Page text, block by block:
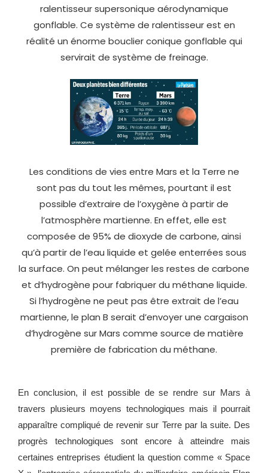
ralentisseur supersonique aérodynamique
gonflable. Ce système de ralentisseur est en
réalité un énorme bouclier conique gonflable qui
servirait de système de freinage.
Les conditions de vies entre Mars et la Terre ne
sont pas du tout les mêmes, pourtant il est
possible d’extraire de l’oxygène à partir de
l’atmosphère martienne. En effet, elle est
composée de 95% de dioxyde de carbone, ainsi
qu’à partir de l’eau liquide et gelée enterrées sous
la surface. On peut mélanger les restes de carbone
et d’hydrogène pour fabriquer du méthane liquide.
Si l’hydrogène ne peut pas être extrait de l’eau
martienne, le plan B serait d’envoyer une cargaison
d’hydrogène sur Mars comme source de matière
première de fabrication du méthane.
En conclusion, il est possible de se rendre sur Mars à
travers plusieurs moyens technologiques mais il pourrait
apparaître compliqué de revenir sur Terre par la suite. Des
progrès technologiques sont encore à atteindre mais
certaines entreprises étudient la question comme « Space